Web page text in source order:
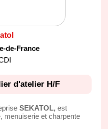
de-France
d'atelier H/F
SEKATOL,est
menuiserie et charpente